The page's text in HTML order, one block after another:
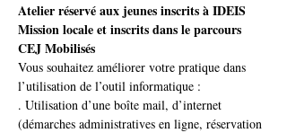
Atelier réservé aux jeunes inscrits à IDEIS
Mission locale et inscrits dans le parcours
CEJ Mobilisés
Vous souhaitez améliorer votre pratique dans
l’utilisation de l’outil informatique :
. Utilisation d’une boîte mail, d’internet
(démarches administratives en ligne, réservation